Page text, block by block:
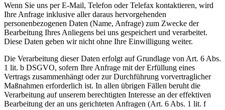
Wenn Sie uns per E-Mail, Telefon oder Telefax kontaktieren, wird
Ihre Anfrage inklusive aller daraus hervorgehenden
personenbezogenen Daten (Name, Anfrage) zum Zwecke der
Bearbeitung Ihres Anliegens bei uns gespeichert und verarbeitet.
Diese Daten geben wir nicht ohne Ihre Einwilligung weiter.
Die Verarbeitung dieser Daten erfolgt auf Grundlage von Art. 6 Abs.
1 lit. b DSGVO, sofern Ihre Anfrage mit der Erfüllung eines
Vertrags zusammenhängt oder zur Durchführung vorvertraglicher
Maßnahmen erforderlich ist. In allen übrigen Fällen beruht die
Verarbeitung auf unserem berechtigten Interesse an der effektiven
Bearbeitung der an uns gerichteten Anfragen (Art. 6 Abs. 1 lit. f